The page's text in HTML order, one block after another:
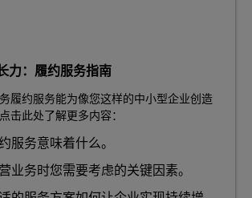
力：履约服务指南
履约服务能为像您这样的中小型企业创造
击此处了解更多内容：
服务意味着什么。
业务时您需要考虑的关键因素。